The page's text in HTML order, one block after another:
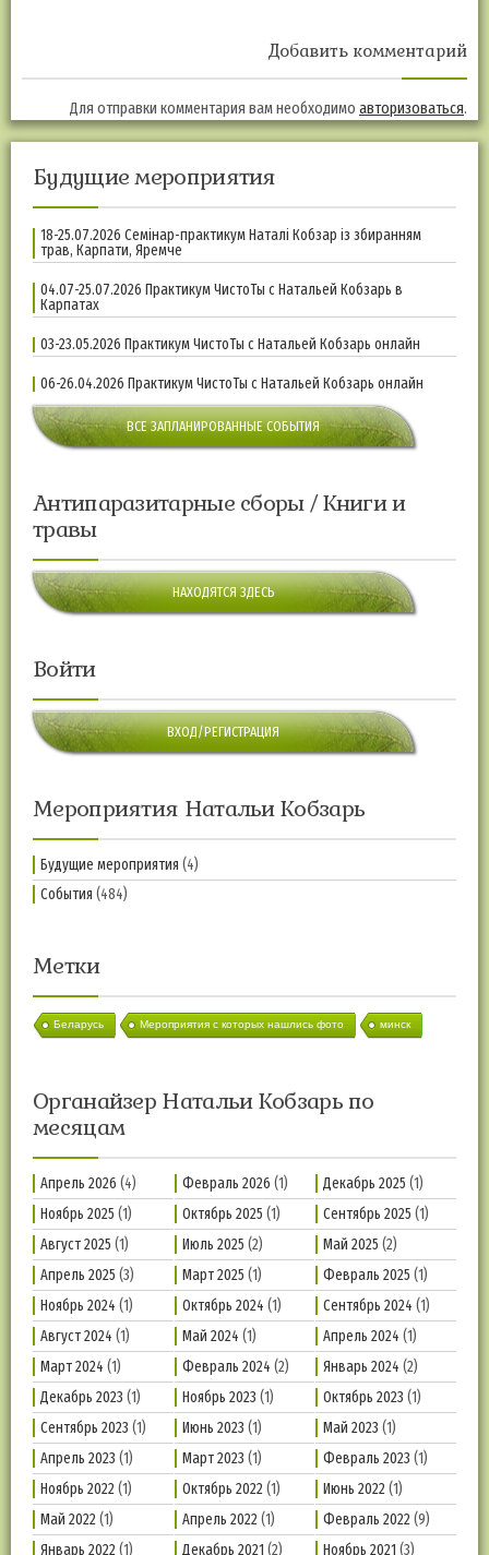
Добавить комментарий
Для отправки комментария вам необходимо авторизоваться.
Будущие мероприятия
18-25.07.2026 Семінар-практикум Наталі Кобзар із збиранням
трав, Карпати, Яремче
04.07-25.07.2026 Практикум ЧистоТы с Натальей Кобзарь в
Карпатах
03-23.05.2026 Практикум ЧистоТы с Натальей Кобзарь онлайн
06-26.04.2026 Практикум ЧистоТы с Натальей Кобзарь онлайн
ВСЕ ЗАПЛАНИРОВАННЫЕ СОБЫТИЯ
Антипаразитарные сборы / Книги и
травы
НАХОДЯТСЯ ЗДЕСЬ
Войти
ВХОД/РЕГИСТРАЦИЯ
Мероприятия Натальи Кобзарь
Будущие мероприятия (4)
События (484)
Метки
Беларусь Мероприятия с которых нашлись фото минск
Органайзер Натальи Кобзарь по
месяцам
Апрель 2026 (4) Февраль 2026 (1) Декабрь 2025 (1)
Ноябрь 2025 (1) Октябрь 2025 (1) Сентябрь 2025 (1)
Август 2025 (1) Июль 2025 (2) Май 2025 (2)
Апрель 2025 (3) Март 2025 (1) Февраль 2025 (1)
Ноябрь 2024 (1) Октябрь 2024 (1) Сентябрь 2024 (1)
Август 2024 (1) Май 2024 (1) Апрель 2024 (1)
Март 2024 (1) Февраль 2024 (2) Январь 2024 (2)
Декабрь 2023 (1) Ноябрь 2023 (1) Октябрь 2023 (1)
Сентябрь 2023 (1) Июнь 2023 (1) Май 2023 (1)
Апрель 2023 (1) Март 2023 (1) Февраль 2023 (1)
Ноябрь 2022(1) Октябрь 2022(1) Июнь 2022(1)
Май 2022(1) Апрель 2022(1) Февраль 2022(9)
Январь 2022(1) Декабрь 2021 (2) Ноябрь 2021 (3)